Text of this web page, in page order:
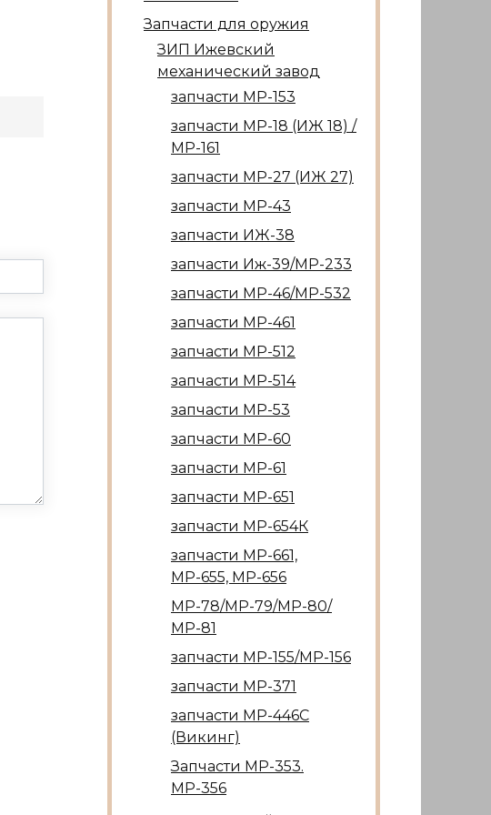
Запчасти для оружия
ЗИП Ижевский
механический завод
запчасти МР-153
запчасти МР-18 (ИЖ 18) /
МР-161
запчасти МР-27 (ИЖ 27)
запчасти МР-43
запчасти ИЖ-38
запчасти Иж-39/МР-233
запчасти МР-46/МР-532
запчасти МР-461
запчасти МР-512
запчасти МР-514
запчасти МР-53
запчасти МР-60
запчасти МР-61
запчасти МР-651
запчасти МР-654К
запчасти МР-661,
МР-655, МР-656
МР-78/МР-79/МР-80/
МР-81
запчасти МР-155/МР-156
запчасти МР-371
запчасти МР-446С
(Викинг)
Запчасти МР-353.
МР-356